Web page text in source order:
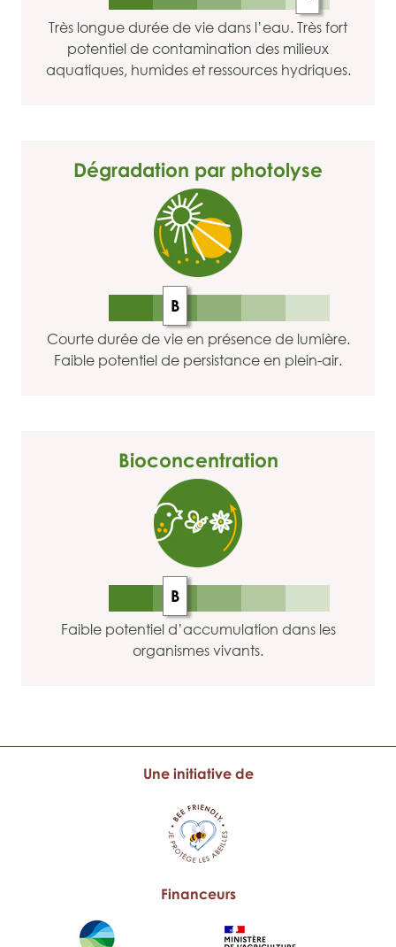
Très longue durée de vie dans l’eau. Très fort
potentiel de contamination des milieux
aquatiques, humides et ressources hydriques.
Dégradation par photolyse
B
Courte durée de vie en présence de lumière.
Faible potentiel de persistance en plein-air.
Bioconcentration
B
Faible potentiel d’accumulation dans les
organismes vivants.
Une initiative de
Financeurs